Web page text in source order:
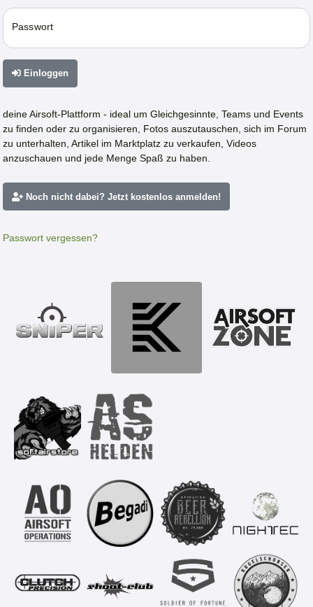
Passwort
Einloggen
deine Airsoft-Plattform - ideal um Gleichgesinnte, Teams und Events
zu finden oder zu organisieren, Fotos auszutauschen, sich im Forum
zu unterhalten, Artikel im Marktplatz zu verkaufen, Videos
anzuschauen und jede Menge Spaß zu haben.
Noch nicht dabei? Jetzt kostenlos anmelden!
Passwort vergessen?